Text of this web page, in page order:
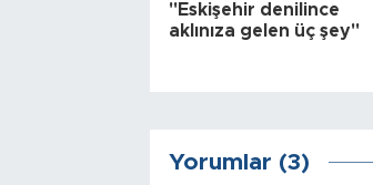
"Eskişehir denilince
aklınıza gelen üç şey"
Yorumlar (3)